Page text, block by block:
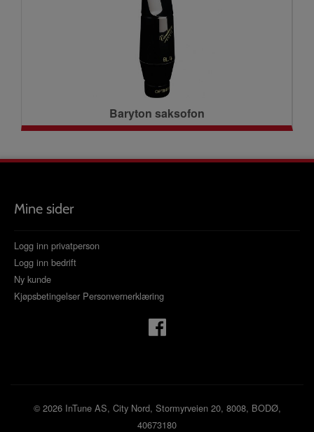
Baryton saksofon
Mine sider
Logg inn privatperson
Logg inn bedrift
Ny kunde
Kjøpsbetingelser Personvernerklæring
© 2026 InTune AS, City Nord, Stormyrveien 20, 8008, BODØ,
40673180